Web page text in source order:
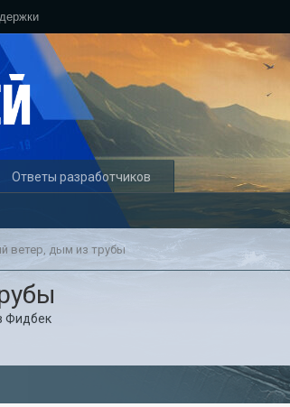
Ответы разработчиков
ветер, дым из трубы
Фидбек